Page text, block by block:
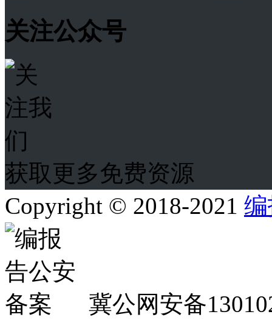
关注公众号
获取更多免费资源
Copyright © 2018-2021
冀公网安备